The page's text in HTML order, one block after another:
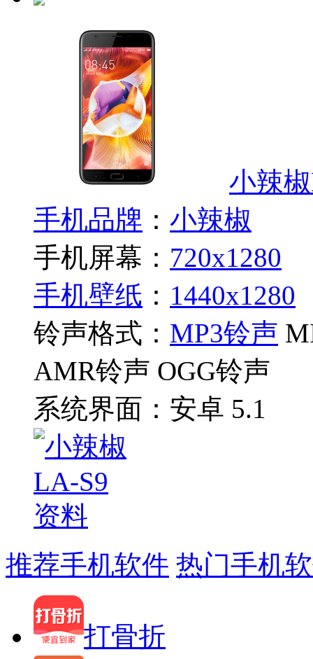
小辣
手机品牌 ： 小辣椒
手机屏幕： 720x1280
手机壁纸 ： 1440x1280
铃声格式： MP3铃声
AMR铃声 OGG铃声
系统界面： 安卓 5.1
推荐手机软件 热门手机
打骨折